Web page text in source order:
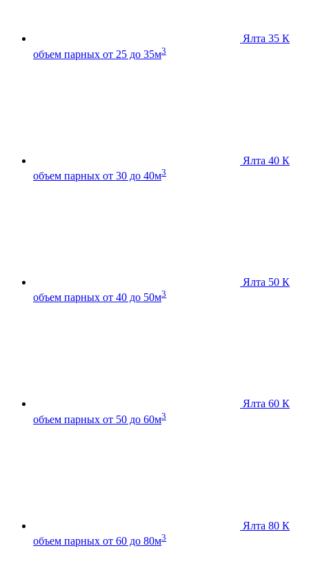
Ялта 35 К
объем парных от 25 до 35м3
Ялта 40 К
объем парных от 30 до 40м3
Ялта 50 К
объем парных от 40 до 50м3
Ялта 60 К
объем парных от 50 до 60м3
Ялта 80 К
объем парных от 60 до 80м3